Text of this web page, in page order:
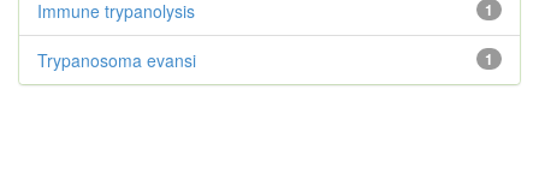
1
Immune trypanolysis
1
Trypanosoma evansi